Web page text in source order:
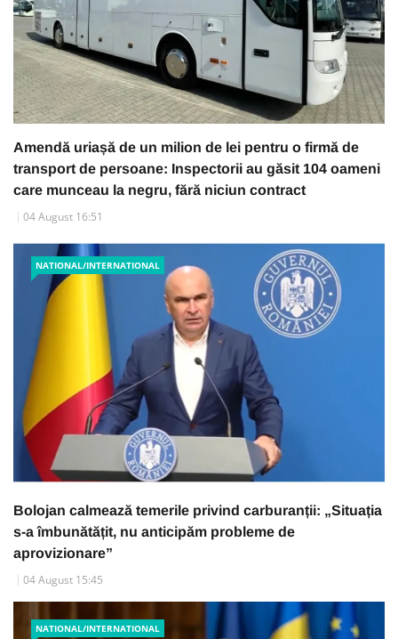
Amendă uriașă de un milion de lei pentru o firmă de
transport de persoane: Inspectorii au găsit 104 oameni
care munceau la negru, fără niciun contract
04 August 16:51
NATIONAL/INTERNATIONAL
Bolojan calmează temerile privind carburanții: „Situația
s-a îmbunătățit, nu anticipăm probleme de
aprovizionare”
04 August 15:45
NATIONAL/INTERNATIONAL